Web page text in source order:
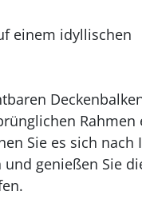
einem idyllischen
Rahmen
Sie es sich nach
genießen Sie